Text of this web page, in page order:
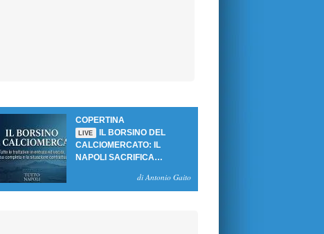
COPERTINA
LIVE
IL BORSINO DEL
CALCIOMERCATO: IL
NAPOLI SACRIFICA
SBLOCCANO ARRIVIdi Antonio Gaito